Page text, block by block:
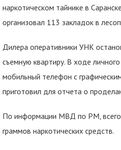
наркотическом тайнике в
организовал 113 закладок в
Дилера оперативники УНК
съемную квартиру. В ходе
мобильный телефон с
приготовил для отчета о
По информации МВД по РМ, всего
граммов наркотических средств.